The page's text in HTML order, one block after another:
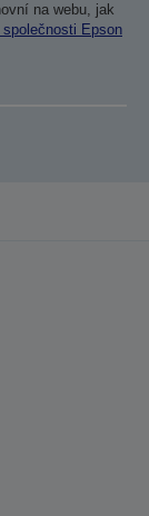
na webu, jak
Epson